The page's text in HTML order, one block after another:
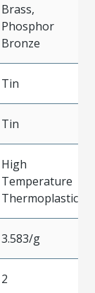
Brass,
Phosphor
Bronze
Tin
Tin
High
Temperature
Thermoplastic
3.583/g
2